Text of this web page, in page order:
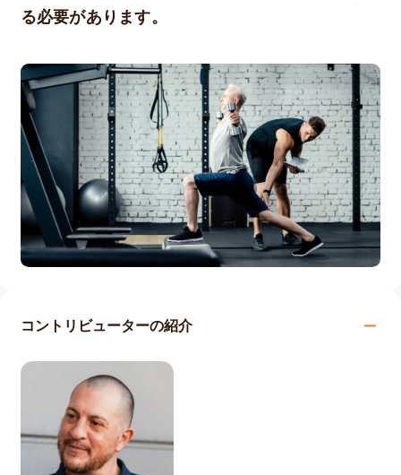
る必要があります。
コントリビューターの紹介